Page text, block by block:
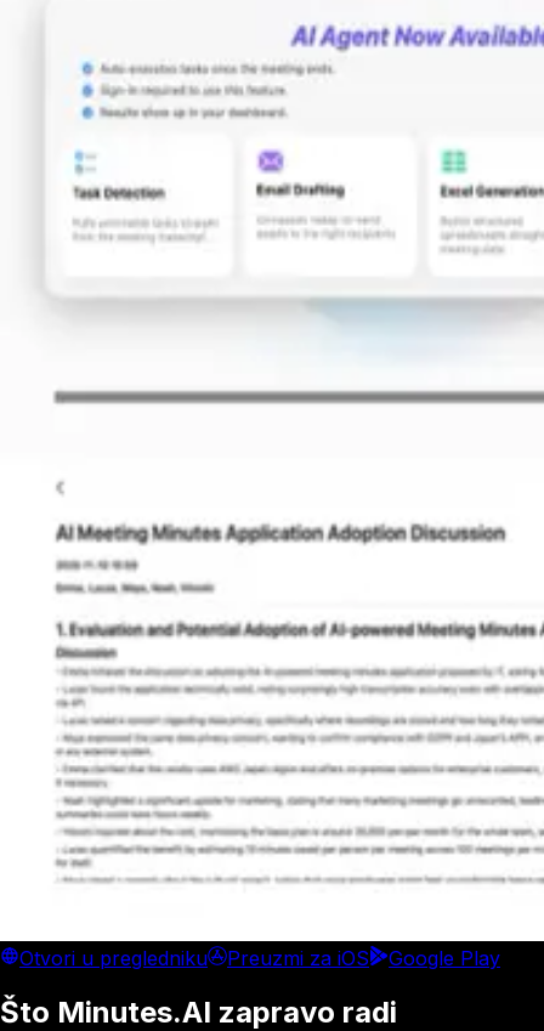
Otvori u pregledniku Preuzmi za iOS Google Play
Što Minutes.AI zapravo radi